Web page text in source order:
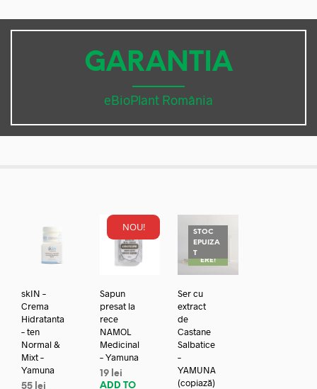
GARANTIA
eBioPlant România
skIN –
Crema
Hidratanta
– ten
Normal &
Mixt –
Yamuna
55 lei
NOU!
Sapun
presat la
rece
NAMOL
Medicinal
– Yamuna
19 lei
ADD TO
STOC
EPUIZA
TREDUC
ERE!
Ser cu
extract
de
Castane
Salbatice
–
YAMUNA
(copiază)